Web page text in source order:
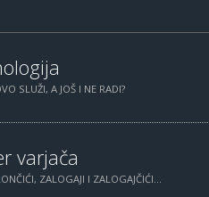
SLUŽI, A JOŠ I NE RADI?
varjača
ZALOGAJI I ZALOGAJČIĆI...